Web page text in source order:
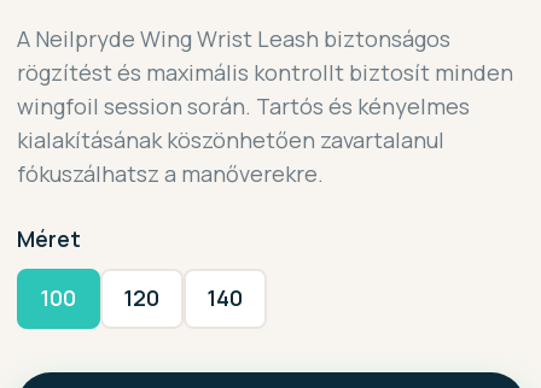
A Neilpryde Wing Wrist Leash biztonságos
rögzítést és maximális kontrollt biztosít minden
wingfoil session során. Tartós és kényelmes
kialakításának köszönhetően zavartalanul
fókuszálhatsz a manőverekre.
Méret
100 120 140